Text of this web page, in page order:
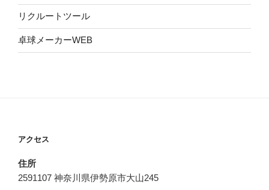
リクルートツール
卓球メーカーWEB
アクセス
住所
2591107 神奈川県伊勢原市大山245